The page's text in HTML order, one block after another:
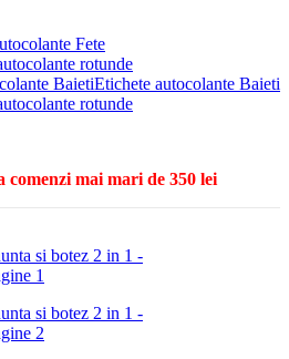
Fete
rotunde
Etichete autocolante Baieti
rotunde
mai mari de 350 lei